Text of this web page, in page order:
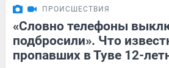
ПРОИСШЕСТВИЯ
«Словно телефоны
подбросили». Что
пропавших в Туве 12-